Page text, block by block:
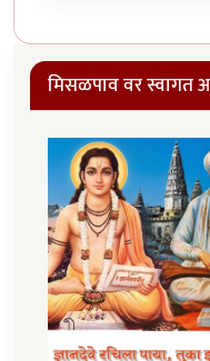
मिसळपाव वर स्वागत